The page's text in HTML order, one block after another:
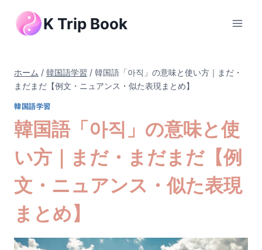
K Trip Book
ホーム / 韓国語学習 / 韓国語「아직」の意味と使い方｜まだ・
まだまだ【例文・ニュアンス・似た表現まとめ】
韓国語学習
韓国語「아직」の意味と使
い方｜まだ・まだまだ【例
文・ニュアンス・似た表現
まとめ】